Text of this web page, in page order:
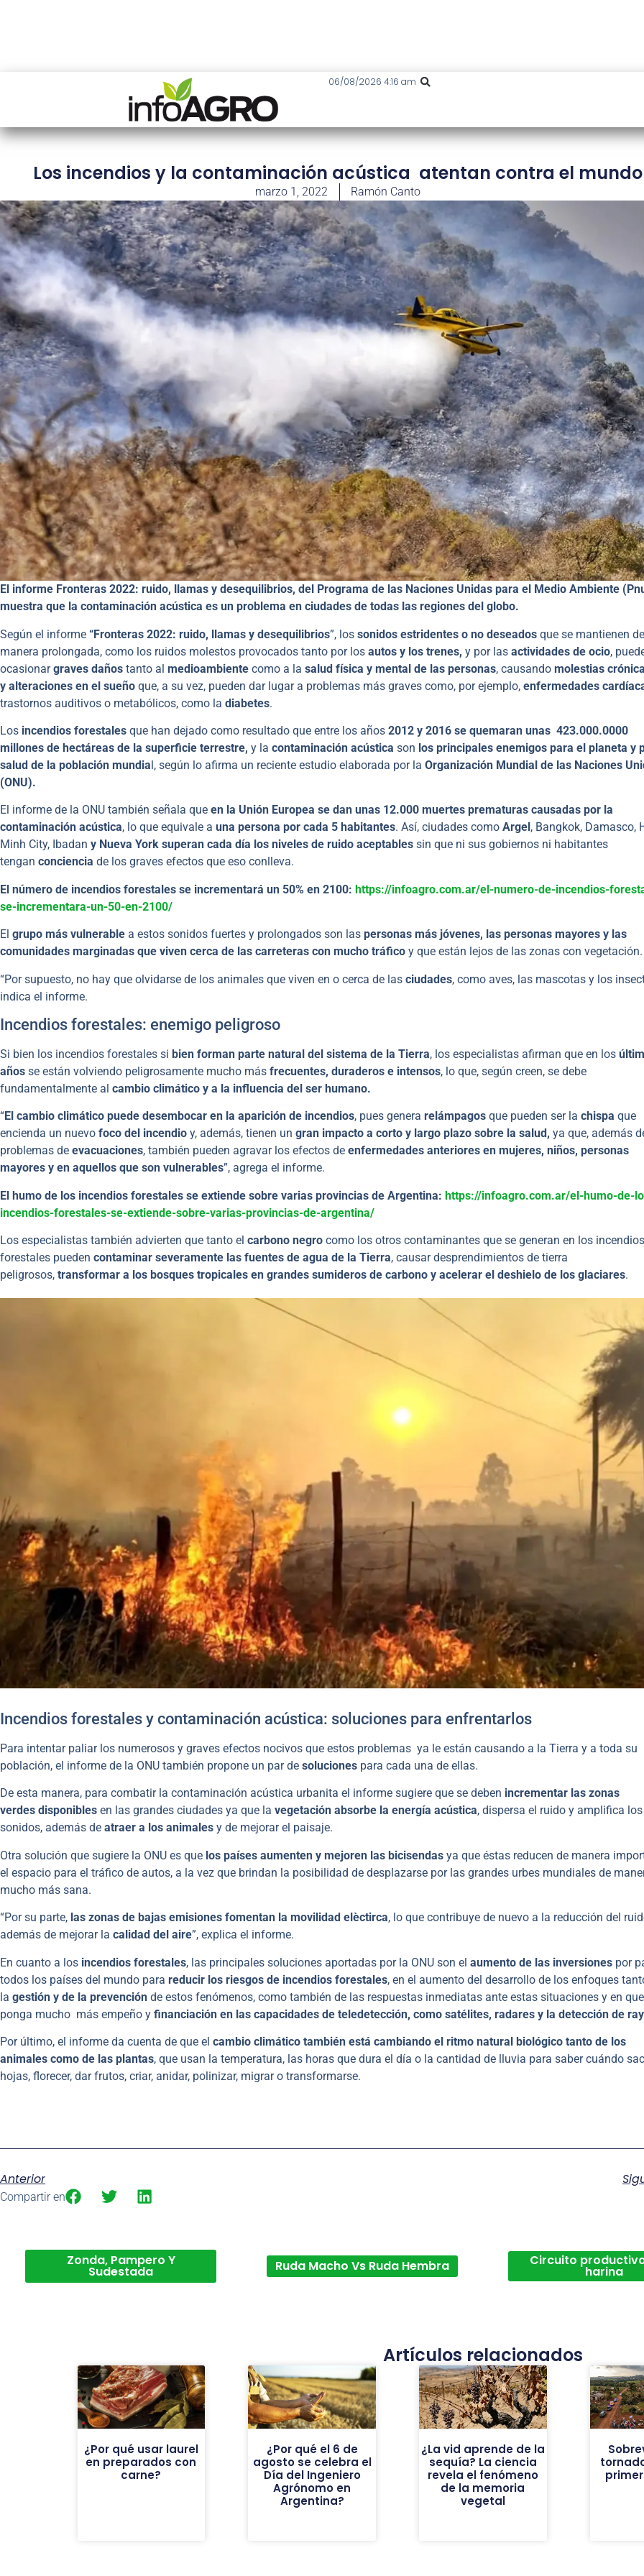
06/08/2026 4:16 am
Los incendios y la contaminación acústica atentan contra el mundo
marzo 1, 2022 Ramón Canto
El informe Fronteras 2022: ruido, llamas y desequilibrios, del Programa de las Naciones Unidas para el Medio Ambiente
muestra que la contaminación acústica es un problema en ciudades de todas las regiones del globo.
Según el informe “Fronteras 2022: ruido, llamas y desequilibrios”, los sonidos estridentes o no deseados que se mantienen de
manera prolongada, como los ruidos molestos provocados tanto por los autos y los trenes, y por las actividades de ocio,
ocasionargraves daños tanto al medioambiente como a la salud física y mental de las personas, causando molestias
y alteraciones en el sueño que, a su vez, pueden dar lugar a problemas más graves como, por ejemplo, enfermedades
trastornos auditivos o metabólicos, como la diabetes.
Los incendios forestales que han dejado como resultado que entre los años 2012 y 2016 se quemaran unas 423.000.0000
millones de hectáreas de la superficie terrestre, y la contaminación acústica son los principales enemigos para el planeta y
salud de la población mundial, según lo afirma un reciente estudio elaborada por la Organización Mundial de las Naciones
(ONU).
El informe de la ONU también señala que en la Unión Europea se dan unas 12.000 muertes prematuras causadas por la
contaminación acústica, lo que equivale a una persona por cada 5 habitantes. Así, ciudades como Argel , Bangkok, Damasco,
Minh City, Ibadan y Nueva York superan cada día los niveles de ruido aceptables sin que ni sus gobiernos ni habitantes
tengan conciencia de los graves efectos que eso conlleva.
El número de incendios forestales se incrementará un 50% en 2100: https://infoagro.com.ar/el-numero-de-incendios-
se-incrementara-un-50-en-2100/
El grupo más vulnerable a estos sonidos fuertes y prolongados son las personas más jóvenes, las personas mayores y las
comunidades marginadas que viven cerca de las carreteras con mucho tráfico y que están lejos de las zonas con vegetación.
“Por supuesto, no hay que olvidarse de los animales que viven en o cerca de las ciudades, como aves, las mascotas y los
indica el informe.
Incendios forestales: enemigo peligroso
Si bien los incendios forestales si bien forman parte natural del sistema de la Tierra, los especialistas afirman que en los
años se están volviendo peligrosamente mucho más frecuentes, duraderos e intensos, lo que, según creen, se debe
fundamentalmente al cambio climático y a la influencia del ser humano.
“El cambio climático puede desembocar en la aparición de incendios, pues genera relámpagos que pueden ser la chispa que
encienda un nuevo foco del incendio y, además, tienen un gran impacto a corto y largo plazo sobre la salud, ya que, además
problemas de evacuaciones, también pueden agravar los efectos de enfermedades anteriores en mujeres, niños, personas
mayores y en aquellos que son vulnerables”, agrega el informe.
El humo de los incendios forestales se extiende sobre varias provincias de Argentina: https://infoagro.com.ar/el-humo-de-
incendios-forestales-se-extiende-sobre-varias-provincias-de-argentina/
Los especialistas también advierten que tanto el carbono negro como los otros contaminantes que se generan en los incendios
forestales pueden contaminar severamente las fuentes de agua de la Tierra, causar desprendimientos de tierra
peligrosos, transformar a los bosques tropicales en grandes sumideros de carbono y acelerar el deshielo de los glaciares.
Incendios forestales y contaminación acústica: soluciones para enfrentarlos
Para intentar paliar los numerosos y graves efectos nocivos que estos problemas ya le están causando a la Tierra y a toda su
población, el informe de la ONU también propone un par de soluciones para cada una de ellas.
De esta manera, para combatir la contaminación acústica urbanita el informe sugiere que se deben incrementar las zonas
verdes disponibles en las grandes ciudades ya que la vegetación absorbe la energía acústica, dispersa el ruido y amplifica los
sonidos, además de atraer a los animales y de mejorar el paisaje.
Otra solución que sugiere la ONU es que los países aumenten y mejoren las bicisendas ya que éstas reducen de manera
el espacio para el tráfico de autos, a la vez que brindan la posibilidad de desplazarse por las grandes urbes mundiales de
mucho más sana.
“Por su parte, las zonas de bajas emisiones fomentan la movilidad elèctirca, lo que contribuye de nuevo a la reducción del
además de mejorar la calidad del aire”, explica el informe.
En cuanto a los incendios forestales, las principales soluciones aportadas por la ONU son el aumento de las inversiones por
todos los países del mundo para reducir los riesgos de incendios forestales, en el aumento del desarrollo de los enfoques
la gestión y de la prevención de estos fenómenos, como también de las respuestas inmediatas ante estas situaciones y en
ponga mucho más empeño y financiación en las capacidades de teledetección, como satélites, radares y la detección de
Por último, el informe da cuenta de que el cambio climático también está cambiando el ritmo natural biológico tanto de los
animales como de las plantas, que usan la temperatura, las horas que dura el día o la cantidad de lluvia para saber cuándo
hojas, florecer, dar frutos, criar, anidar, polinizar, migrar o transformarse.
Anterior
Compartir en
Zonda, Pampero Y
Sudestada Ruda Macho Vs Ruda Hembra Circuito
harina
Artículos relacionados
¿Por qué usar laurel
en preparados con
carne?
¿Por qué el 6 de
agosto se celebra el
Día del Ingeniero
Agrónomo en
Argentina?
¿La vid aprende de la
sequía? La ciencia
revela el fenómeno
de la memoria
vegetal